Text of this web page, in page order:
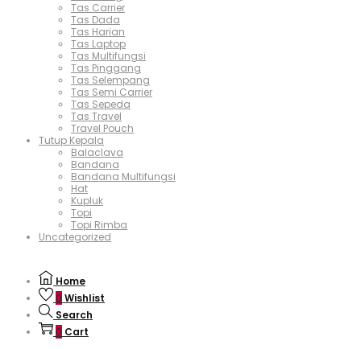
Tas Carrier
Tas Dada
Tas Harian
Tas Laptop
Tas Multifungsi
Tas Pinggang
Tas Selempang
Tas Semi Carrier
Tas Sepeda
Tas Travel
Travel Pouch
Tutup Kepala
Balaclava
Bandana
Bandana Multifungsi
Hat
Kupluk
Topi
Topi Rimba
Uncategorized
Home
0 Wishlist
Search
0 Cart